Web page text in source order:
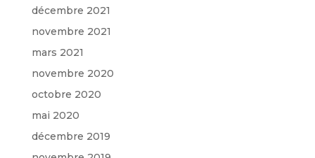
décembre 2021
novembre 2021
mars 2021
novembre 2020
octobre 2020
mai 2020
décembre 2019